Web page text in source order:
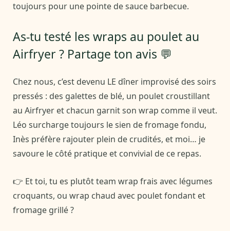
toujours pour une pointe de sauce barbecue.
As-tu testé les wraps au poulet au
Airfryer ? Partage ton avis 💬
Chez nous, c’est devenu LE dîner improvisé des soirs
pressés : des galettes de blé, un poulet croustillant
au Airfryer et chacun garnit son wrap comme il veut.
Léo surcharge toujours le sien de fromage fondu,
Inès préfère rajouter plein de crudités, et moi… je
savoure le côté pratique et convivial de ce repas.
👉 Et toi, tu es plutôt team wrap frais avec légumes
croquants, ou wrap chaud avec poulet fondant et
fromage grillé ?